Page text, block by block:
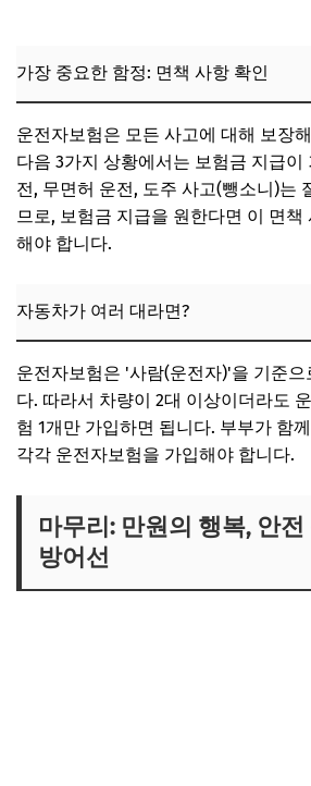
가장 중요한 함정: 면책 사항 확인
운전자보험은 모든 사고에 대해 보장
다음 3가지 상황에서는 보험금 지급이
전, 무면허 운전, 도주 사고(뺑소니)는
므로, 보험금 지급을 원한다면 이 면책
해야 합니다.
자동차가 여러 대라면?
운전자보험은 '사람(운전자)'을 기준으
다. 따라서 차량이 2대 이상이더라도
험 1개만 가입하면 됩니다. 부부가 함
각각 운전자보험을 가입해야 합니다.
마무리: 만원의 행복, 안
방어선